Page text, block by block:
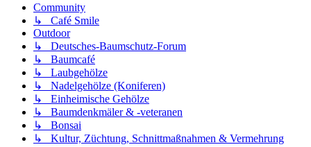
Community
↳ Café Smile
Outdoor
↳ Deutsches-Baumschutz-Forum
↳ Baumcafé
↳ Laubgehölze
↳ Nadelgehölze (Koniferen)
↳ Einheimische Gehölze
↳ Baumdenkmäler & -veteranen
↳ Bonsai
↳ Kultur, Züchtung, Schnittmaßnahmen & Vermehrung